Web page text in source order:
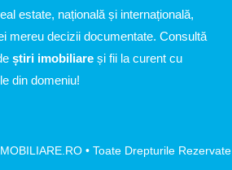
estate, națională și internațională,
mereu decizii documentate. Consultă
știri imobiliare și fii la curent cu
din domeniu!
• Toate Drepturile Rezervate